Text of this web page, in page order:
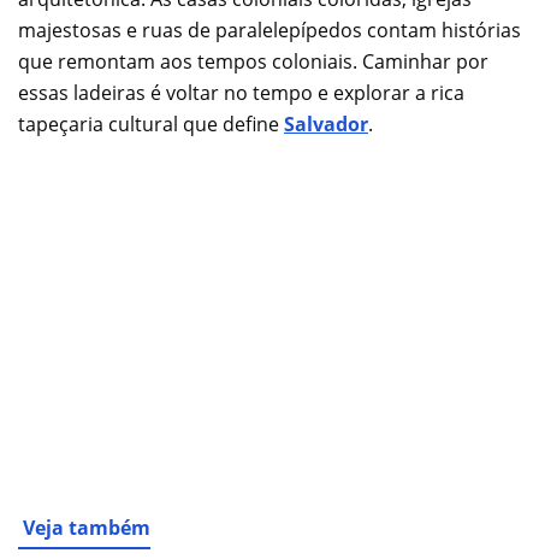
majestosas e ruas de paralelepípedos contam histórias
que remontam aos tempos coloniais. Caminhar por
essas ladeiras é voltar no tempo e explorar a rica
tapeçaria cultural que defineSalvador.
Veja também